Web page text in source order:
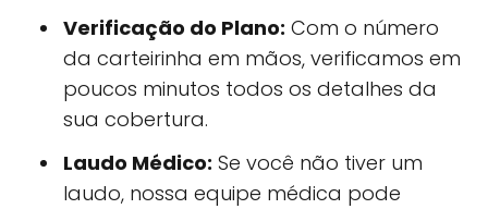
Verificação do Plano: Com o número
da carteirinha em mãos, verificamos em
poucos minutos todos os detalhes da
sua cobertura.
Laudo Médico: Se você não tiver um
laudo, nossa equipe médica pode